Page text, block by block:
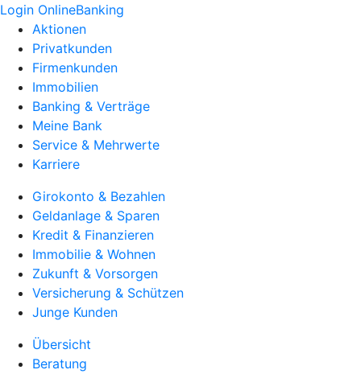
Login OnlineBanking
Aktionen
Privatkunden
Firmenkunden
Immobilien
Banking & Verträge
Meine Bank
Service & Mehrwerte
Karriere
Girokonto & Bezahlen
Geldanlage & Sparen
Kredit & Finanzieren
Immobilie & Wohnen
Zukunft & Vorsorgen
Versicherung & Schützen
Junge Kunden
Übersicht
Beratung